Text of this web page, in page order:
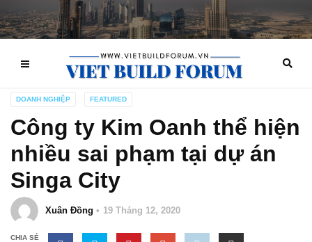
DOANH NGHIỆP FEATURED
Công ty Kim Oanh thể hiện
nhiều sai phạm tại dự án
Singa City
Xuân Đồng 19 Tháng 12, 2020
CHIA SẺ